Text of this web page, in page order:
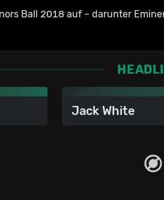
Ball 2018 auf – darunter
Jack White